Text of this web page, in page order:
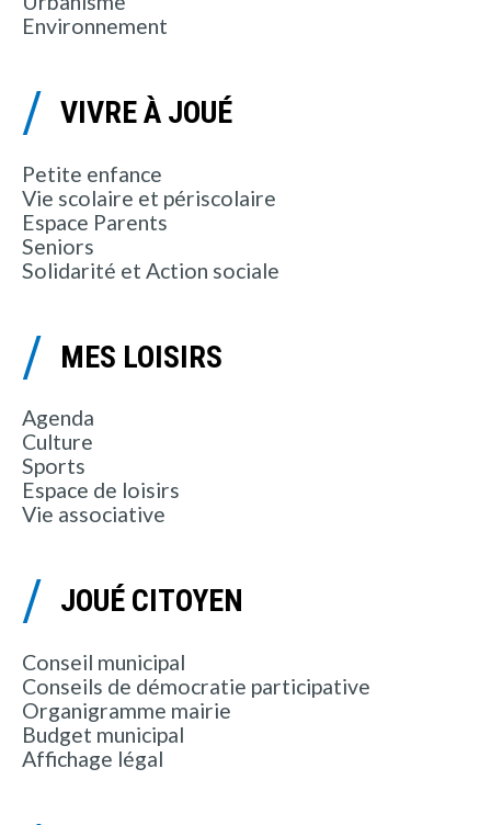
Environnement
VIVRE À JOUÉ
Petite enfance
Vie scolaire et périscolaire
Espace Parents
Seniors
Solidarité et Action sociale
MES LOISIRS
Agenda
Culture
Sports
Espace de loisirs
Vie associative
JOUÉ CITOYEN
Conseil municipal
Conseils de démocratie participative
Organigramme mairie
Budget municipal
Affichage légal